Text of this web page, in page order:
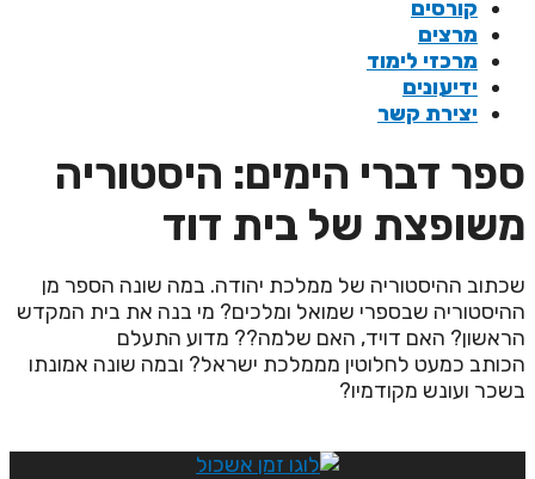
קורסים
מרצים
מרכזי לימוד
ידיעונים
יצירת קשר
דברי הימים: היסטוריה
של בית דוד
ההיסטוריה של ממלכת יהודה. במה שונה הספר מן
שבספרי שמואל ומלכים? מי בנה את בית המקדש
האם דויד, האם שלמה?? מדוע התעלם
כמעט לחלוטין מממלכת ישראל? ובמה שונה אמונתו
ועונש מקודמיו?